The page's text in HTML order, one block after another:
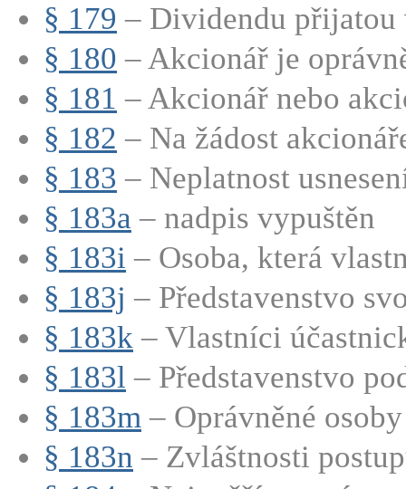
§ 179 – Dividendu přijatou
§ 180 – Akcionář je
§ 181 – Akcionář nebo
§ 182 – Na žádost
§ 183 – Neplatnost
§ 183a – nadpis vypuštěn
§ 183i – Osoba, která
§ 183j – Představenstvo
§ 183k – Vlastníci
§ 183l – Představenstvo
§ 183m – Oprávněné
§ 183n – Zvláštnosti